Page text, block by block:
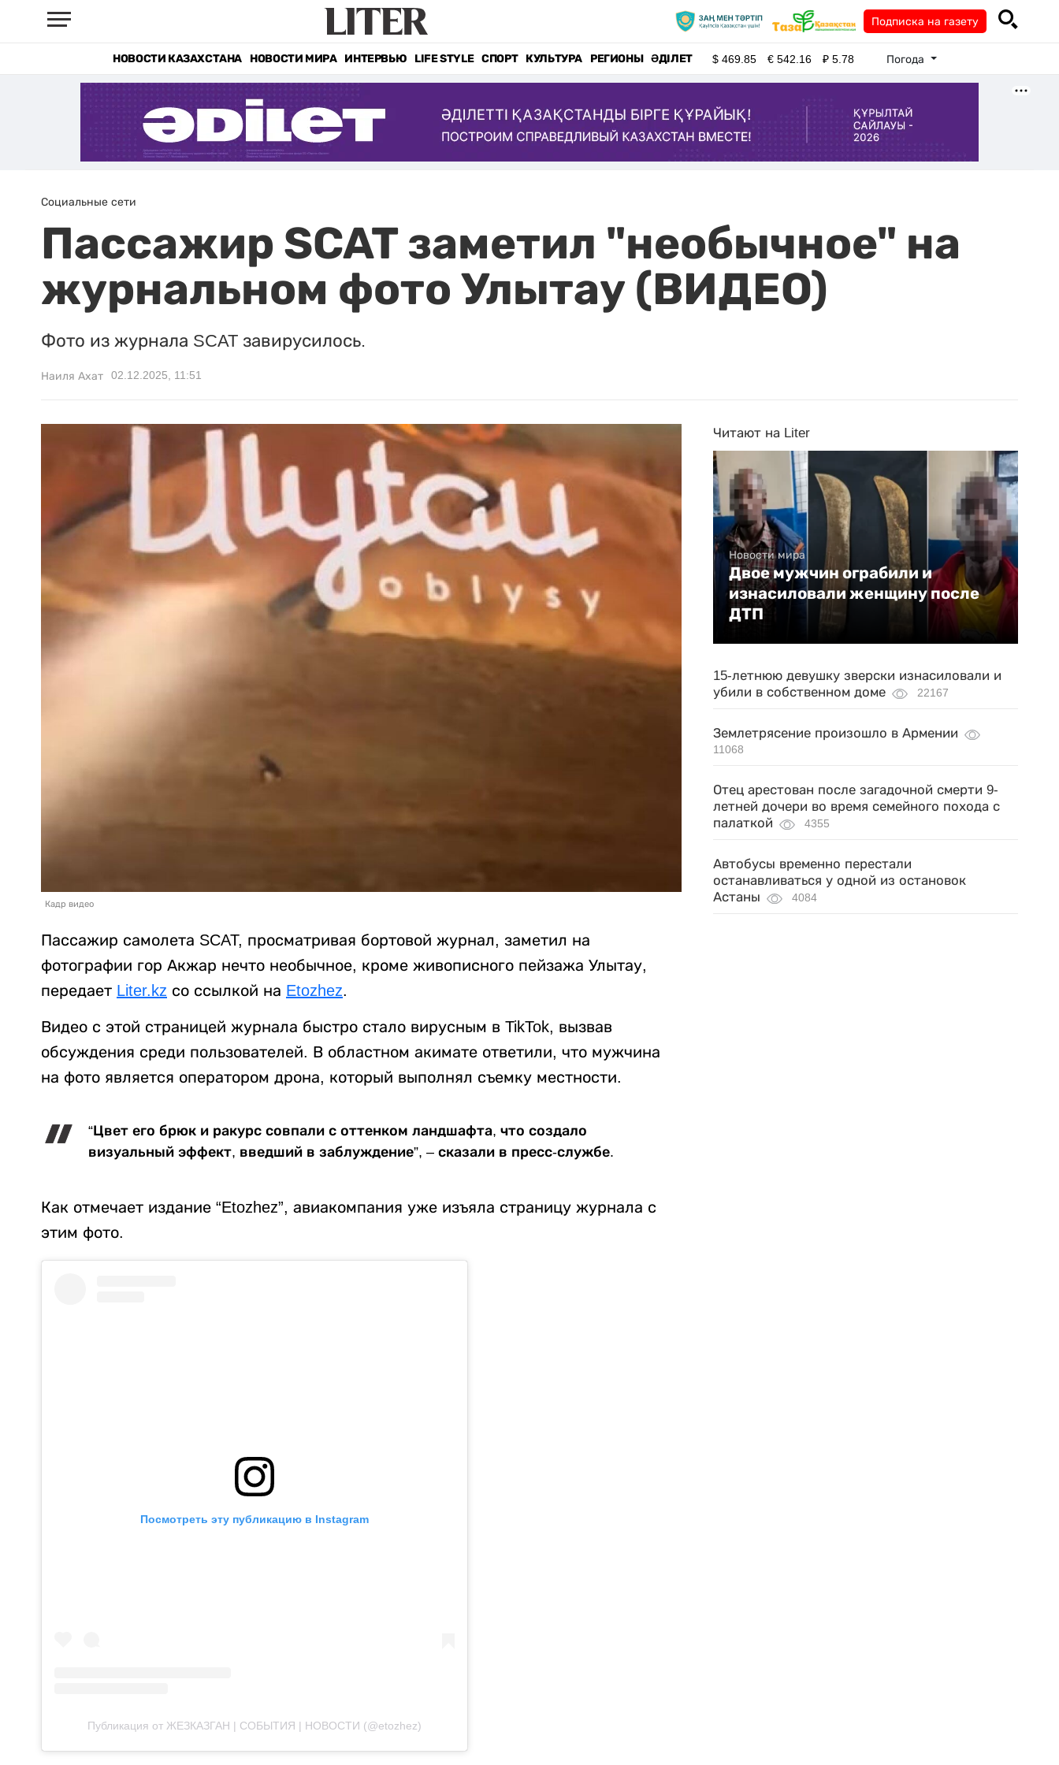
Подписка на газету
НОВОСТИ КАЗАХСТАНА НОВОСТИ МИРА ИНТЕРВЬЮ LIFE STYLE СПОРТ КУЛЬТУРА РЕГИОНЫ ӘДІЛЕТ $469.85 €542.16 ₽5.78 Погода
Социальные сети
Пассажир SCAT заметил "необычное" на
журнальном фото Улытау (ВИДЕО)
Фото из журнала SCAT завирусилось.
Наиля Ахат 02.12.2025, 11:51
Кадр видео
Пассажир самолета SCAT, просматривая бортовой журнал, заметил на
фотографии гор Акжар нечто необычное, кроме живописного пейзажа Улытау,
передает Liter.kz со ссылкой на Etozhez.
Видео с этой страницей журнала быстро стало вирусным в TikTok, вызвав
обсуждения среди пользователей. В областном акимате ответили, что мужчина
на фото является оператором дрона, который выполнял съемку местности.
“Цвет его брюк и ракурс совпали с оттенком ландшафта, что создало
визуальный эффект, введший в заблуждение”, – сказали в пресс-службе.
Как отмечает издание “Etozhez”, авиакомпания уже изъяла страницу журнала с
этим фото.
Посмотреть эту публикацию в Instagram
Публикация от ЖЕЗКАЗГАН | СОБЫТИЯ | НОВОСТИ (@etozhez)
Читают на Liter
Новости мира
Двое мужчин ограбили и
изнасиловали женщину после
ДТП
15-летнюю девушку зверски изнасиловали и
убили в собственном доме
22167
Землетрясение произошло в Армении
11068
Отец арестован после загадочной смерти 9-
летней дочери во время семейного похода с
палаткой
4355
Автобусы временно перестали
останавливаться у одной из остановок
Астаны
4084